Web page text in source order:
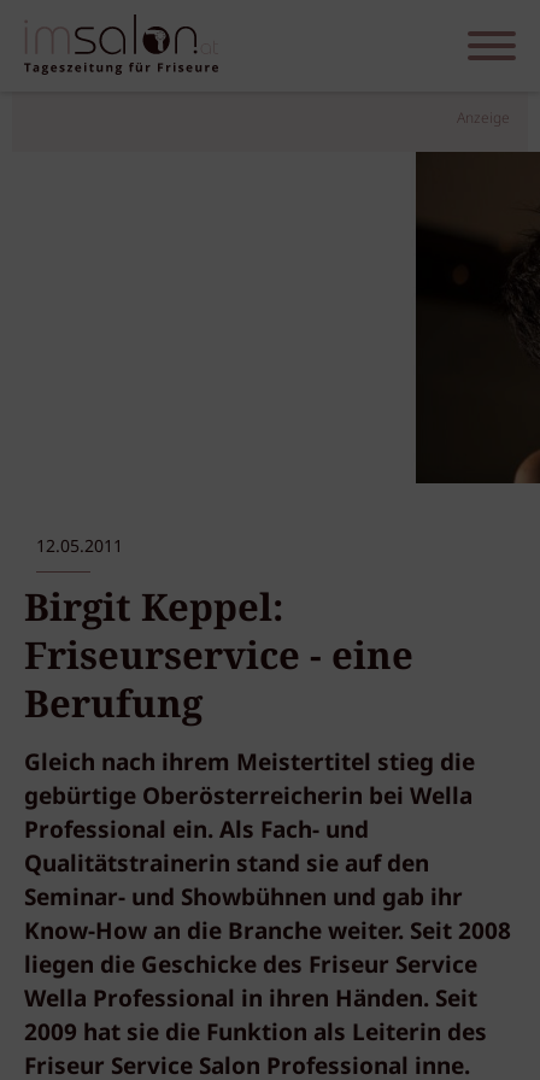
Anzeige
12.05.2011
Birgit Keppel:
Friseurservice - eine
Berufung
Gleich nach ihrem Meistertitel stieg die
gebürtige Oberösterreicherin bei Wella
Professional ein. Als Fach- und
Qualitätstrainerin stand sie auf den
Seminar- und Showbühnen und gab ihr
Know-How an die Branche weiter. Seit 2008
liegen die Geschicke des Friseur Service
Wella Professional in ihren Händen. Seit
2009 hat sie die Funktion als Leiterin des
Friseur Service Salon Professional inne.